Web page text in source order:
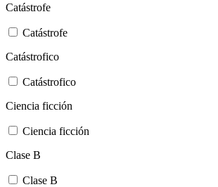
Catástrofe
Catástrofe
Catástrofico
Catástrofico
Ciencia ficción
Ciencia ficción
Clase B
Clase B